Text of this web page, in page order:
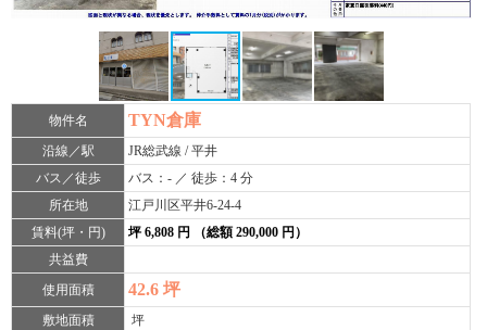
物件名 TYN倉庫
沿線／駅
JR総武線 / 平井
バス／徒歩
バス：- ／ 徒歩：4 分
所在地
江戸川区平井6-24-4
賃料(坪・円)
坪 6,808 円 （総額 290,000 円）
共益費
使用面積
42.6 坪
敷地面積
坪